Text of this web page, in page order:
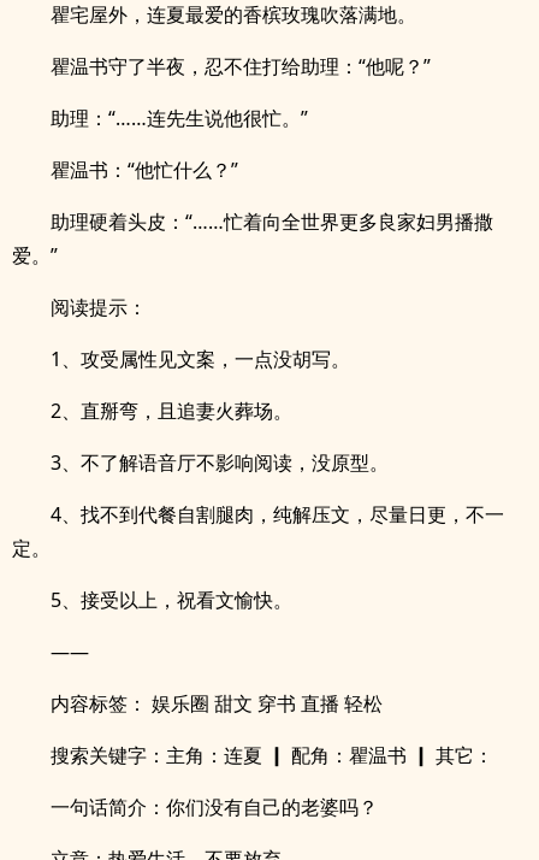
瞿宅屋外，连夏最爱的香槟玫瑰吹落满地。
瞿温书守了半夜，忍不住打给助理：“他呢？”
助理：“……连先生说他很忙。”
瞿温书：“他忙什么？”
助理硬着头皮：“……忙着向全世界更多良家妇男播撒
爱。”
阅读提示：
1、攻受属性见文案，一点没胡写。
2、直掰弯，且追妻火葬场。
3、不了解语音厅不影响阅读，没原型。
4、找不到代餐自割腿肉，纯解压文，尽量日更，不一
定。
5、接受以上，祝看文愉快。
——
内容标签： 娱乐圈 甜文 穿书 直播 轻松
搜索关键字：主角：连夏 ┃ 配角：瞿温书 ┃ 其它：
一句话简介：你们没有自己的老婆吗？